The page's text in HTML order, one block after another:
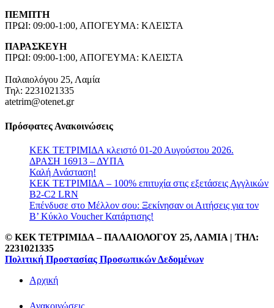
ΠΕΜΠΤΗ
ΠΡΩΙ: 09:00-1:00, ΑΠΟΓΕΥΜΑ: ΚΛΕΙΣΤΑ
ΠΑΡΑΣΚΕΥΗ
ΠΡΩΙ: 09:00-1:00, ΑΠΟΓΕΥΜΑ: ΚΛΕΙΣΤΑ
Παλαιολόγου 25, Λαμία
Τηλ: 2231021335
atetrim@otenet.gr
Πρόσφατες Ανακοινώσεις
ΚΕΚ ΤΕΤΡΙΜΙΔΑ κλειστό 01-20 Αυγούστου 2026.
ΔΡΑΣΗ 16913 – ΔΥΠΑ
Καλή Ανάσταση!
ΚΕΚ ΤΕΤΡΙΜΙΔΑ – 100% επιτυχία στις εξετάσεις Αγγλικών
B2-C2 LRN
Επένδυσε στο Μέλλον σου: Ξεκίνησαν οι Αιτήσεις για τον
Β’ Κύκλο Voucher Κατάρτισης!
© ΚΕΚ ΤΕΤΡΙΜΙΔΑ – ΠΑΛΑΙΟΛΟΓΟΥ 25, ΛΑΜΙΑ | TΗΛ:
2231021335
Πολιτική Προστασίας Προσωπικών Δεδομένων
Αρχική
Ανακοινώσεις